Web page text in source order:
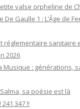
valse orpheline de
De Gaulle 1 : L’Âge de
réglementaire sanitaire
2026
Musique : générations,
sa poésie est là
347 !!